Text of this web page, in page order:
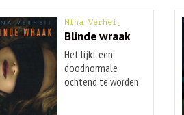
Nina Verheij
Blinde wraak
Het lijkt een
doodnormale
ochtend te worden